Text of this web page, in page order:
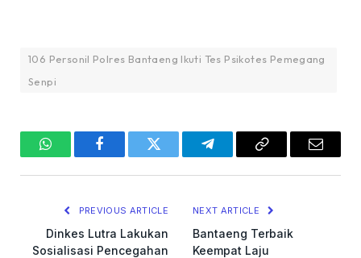
106 Personil Polres Bantaeng Ikuti Tes Psikotes Pemegang
Senpi
WhatsAppFacebookTwitter TelegramCopy
Email
PREVIOUS ARTICLE
Dinkes Lutra Lakukan
Sosialisasi Pencegahan
NEXT ARTICLE
Bantaeng Terbaik
Keempat Laju